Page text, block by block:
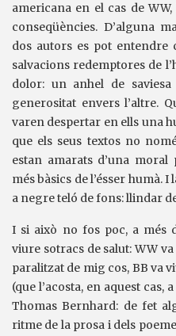
americana en el cas de
conseqüències. D’alguna
dos autors es pot entendre
salvacions redemptores de
dolor: un anhel de
generositat envers l’altre.
varen despertar en ells una
que els seus textos no
estan amarats d’una
més bàsics de l’ésser humà.
a negre teló de fons: llindar
I si això no fos poc, a més
viure sotracs de salut: WW
paralitzat de mig cos, BB va
(que l’acosta, en aquest
Thomas Bernhard: de fet
ritme de la prosa i dels